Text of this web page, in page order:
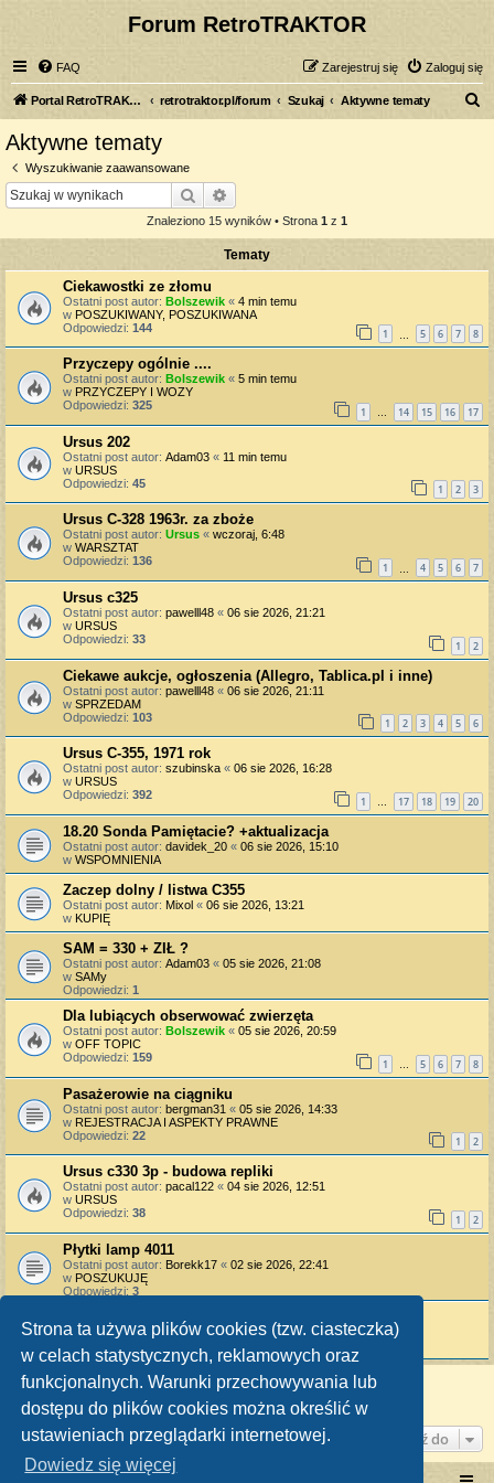
Strona ta używa plików cookies (tzw. ciasteczka)
w celach statystycznych, reklamowych oraz
funkcjonalnych. Warunki przechowywania lub
dostępu do plików cookies można określić w
ustawieniach przeglądarki internetowej.
Dowiedz się więcej
Forum RetroTRAKTOR
FAQ Zaloguj się
Zarejestruj się
Portal RetroTRAKTOR.pl retrotraktor.pl/forum Szukaj Aktywne tematy
Aktywne tematy
Wyszukiwanie zaawansowane
Szukaj
Znaleziono 15 wyników • Strona 1 z 1
Tematy
Ciekawostki ze złomu
Ostatni post autor: Bolszewik « 4 min temu
w POSZUKIWANY, POSZUKIWANA
Odpowiedzi: 144 1 5 6 7 8
Przyczepy ogólnie ....
Ostatni post autor: Bolszewik « 5 min temu
w PRZYCZEPY I WOZY
Odpowiedzi: 325 1 … 14 15 16 17
Ursus 202
Ostatni post autor: Adam03 « 11 min temu
w URSUS
Odpowiedzi: 45 1 2 3
Ursus C-328 1963r. za zboże
Ostatni post autor: Ursus « wczoraj, 6:48
w WARSZTAT
Odpowiedzi: 136 1 4 5 6 7
Ursus c325
Ostatni post autor: pawelll48 « 06 sie 2026, 21:21
w URSUS
Odpowiedzi: 33 1 2
Ciekawe aukcje, ogłoszenia (Allegro, Tablica.pl i inne)
Ostatni post autor: pawelll48 « 06 sie 2026, 21:11
w SPRZEDAM
Odpowiedzi: 103 1 2 3 4 5 6
Ursus C-355, 1971 rok
Ostatni post autor: szubinska « 06 sie 2026, 16:28
w URSUS
Odpowiedzi: 392 1 … 17 18 19 20
18.20 Sonda Pamiętacie? +aktualizacja
Ostatni post autor: davidek_20 « 06 sie 2026, 15:10
w WSPOMNIENIA
Zaczep dolny / listwa C355
Ostatni post autor: Mixol « 06 sie 2026, 13:21
w KUPIĘ
SAM = 330 + ZIŁ ?
Ostatni post autor: Adam03 « 05 sie 2026, 21:08
w SAMy
Odpowiedzi: 1
Dla lubiących obserwować zwierzęta
Ostatni post autor: Bolszewik « 05 sie 2026, 20:59
w OFF TOPIC
Odpowiedzi: 159 1 … 5 6 7 8
Pasażerowie na ciągniku
Ostatni post autor: bergman31 « 05 sie 2026, 14:33
w REJESTRACJA I ASPEKTY PRAWNE
Odpowiedzi: 22 1 2
Ursus c330 3p - budowa repliki
Ostatni post autor: pacal122 « 04 sie 2026, 12:51
w URSUS
Odpowiedzi: 38 1 2
Płytki lamp 4011
Ostatni post autor: Borekk17 « 02 sie 2026, 22:41
w POSZUKUJĘ
Odpowiedzi: 3
Ostatni post autor: Aro«01 sie 2026, 18:51
Znaleziono 15 wyników • Strona1z 1
Przejdź do